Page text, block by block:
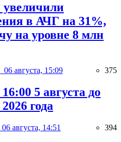
в АЧГ на 31%,
на уровне 8 млн
06 августа, 15:09 375
5 августа до
года
06 августа, 14:51 394